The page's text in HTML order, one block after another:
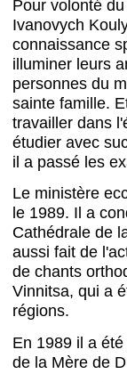
Pour volonté
Ivanovych
connaissance
illuminer leurs
personnes du
sainte famille.
travailler dans
étudier avec
il a passé les
Le ministère
le 1989. Il a
Cathédrale de
aussi fait de
de chants
Vinnitsa, qui a
régions.
En 1989 il a
de la Mère de